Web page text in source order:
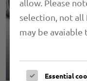
allow. Please
selection, not
may be avaiable
Essential